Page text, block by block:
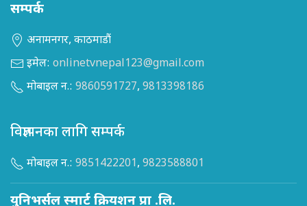
सम्पर्क
अनामनगर, काठमाडौं
इमेल: onlinetvnepal123@gmail.com
मोबाइल न.: 9860591727, 9813398186
विज्ञापनका लागि सम्पर्क
मोबाइल न.: 9851422201, 9823588801
युनिभर्सल स्मार्ट क्रियशन प्रा .लि.